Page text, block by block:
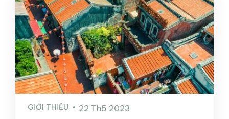
GIỚI THIỆU 22 Th5 2023